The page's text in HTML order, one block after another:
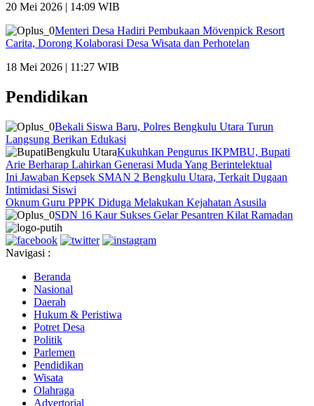
20 Mei 2026 | 14:09 WIB
Menteri Desa Hadiri Pembukaan Mövenpick Resort
Carita, Dorong Kolaborasi Desa Wisata dan Perhotelan
18 Mei 2026 | 11:27 WIB
Pendidikan
Bekali Siswa Baru, Polres Bengkulu Utara Turun
Langsung Berikan Edukasi
Kukuhkan Pengurus IKPMBU, Bupati
Arie Berharap Lahirkan Generasi Muda Yang Berintelektual
Ini Jawaban Kepsek SMAN 2 Bengkulu Utara, Terkait Dugaan
Intimidasi Siswi
Oknum Guru PPPK Diduga Melakukan Kejahatan Asusila
SDN 16 Kaur Sukses Gelar Pesantren Kilat Ramadan
Navigasi :
Beranda
Nasional
Daerah
Hukum & Peristiwa
Potret Desa
Politik
Parlemen
Pendidikan
Wisata
Olahraga
Advertorial